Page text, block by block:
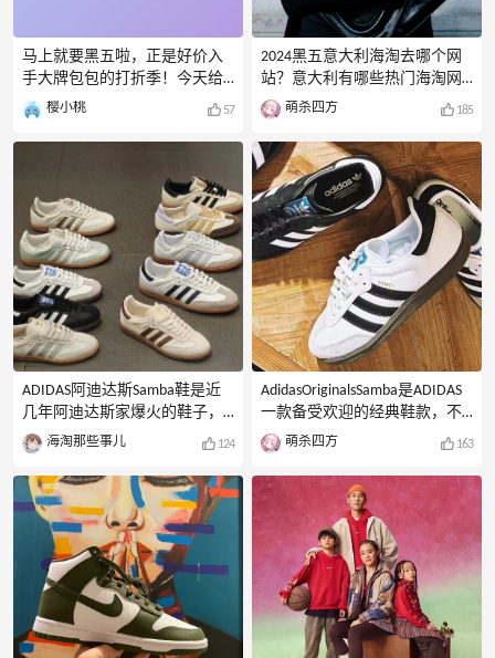
马上就要黑五啦，正是好价入
手大牌包包的打折季！今天给
大家分享Coach、Toryburch、
MichaelKors、Longchamp、
VivienneWestwood、Lemaire、
大热门包包品牌，汇总可以买
到的网站。想入手的宝们可以
在这些网站蹲守，黑五大促来
临的时候，肯定能找到心仪的
好价啦！2025黑五网一海淘大
促具体活动时间：黑色星期五
是美国感恩节后的第一天，也
就是每年11月的第四个星期
五。所以，2025年的黑色星期
五是11月28日（星期五），网
络星期一紧随其后，在12月1日
（星期一）。这两天是传统意
义上黑五
樱小桃 57
ADIDAS阿迪达斯Samba鞋是近
几年阿迪达斯家爆火的鞋子，
百搭鞋款而且穿起来非常舒
适，休闲敢妥妥拿捏。马上黑
五了哪些网站可以买到阿迪达
斯Samba鞋呢？给大家分享这几
个网站。1.FWRD：黑底白杠款
低至7.5折，仅需$75，价格很
有优势，有时候在55海淘还有
下单最高送500刀的活动，非常
便宜。站支持支付宝、微信支
付，满100美金免直邮中国邮
海淘那些事儿 124
2024黑五意大利海淘去哪个网
站？意大利有哪些热门海淘网
站？意大利海淘大多为一些时
尚品牌，有时候活动价格还不
错，比国内划算很多。今天就
给大家简单盘点一下意大利的
海淘网站，黑五海淘可以多关
注一下哦。1.LUISAVIAROMA特
点：直邮中国+微信/支付宝付
款+包关税+中文界面说明：
LUISAVIAROMA简称LVR，是意
大利知名的时尚奢侈品购物网
站，涵盖服装、箱包、鞋履以
及配饰等产品，品牌种类很
多，
萌杀四方 185
AdidasOriginalsSamba是ADIDAS
一款备受欢迎的经典鞋款，不
少国内外明星都有上脚，妥妥
的百搭鞋款。想海淘买Samba鞋
的宝们快来，今天给大家分享
几个可以海淘买ADIDASSamba
鞋的海淘网站，欢迎大家点赞
收藏。
FWRDPOSTCARDS:START{"image"
:"\/\/cdn.55haitao.com\/bbs\/dat
a\/attachment\/store\/202111
萌杀四方 163